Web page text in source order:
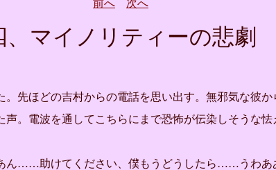
前へ 次へ
、マイノリティーの悲劇
先ほどの吉村からの電話を思い出す。無邪気な彼か
声。電波を通してこちらにまで恐怖が伝染しそうな怯
ん……助けてください、僕もうどうしたら……うわあ